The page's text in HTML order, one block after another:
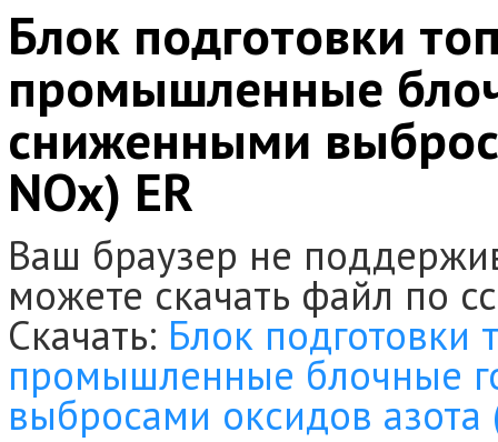
Блок подготовки
промышленные
сниженными
NOx) ER
Ваш браузер не
можете скачать файл по
Скачать: Блок
промышленные блочные
выбросами оксидов азота